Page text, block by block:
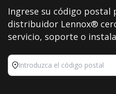
Ingrese su código postal
distribuidor Lennox®
servicio, soporte o
Introduzca el código postal